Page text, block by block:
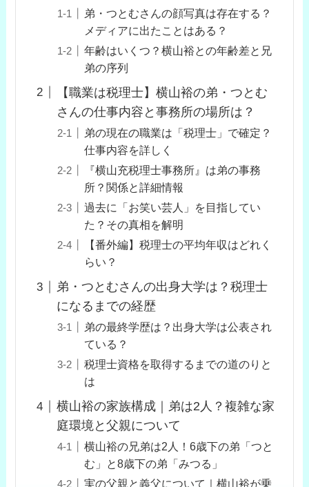
弟・つとむさんの顔写真は存在する？
メディアに出たことはある？
年齢はいくつ？横山裕との年齢差と兄
弟の序列
【職業は税理士】横山裕の弟・つとむ
さんの仕事内容と事務所の場所は？
弟の現在の職業は「税理士」で確定？
仕事内容を詳しく
『横山充税理士事務所』は弟の事務
所？関係と詳細情報
過去に「お笑い芸人」を目指してい
た？その真相を解明
【番外編】税理士の平均年収はどれく
らい？
弟・つとむさんの出身大学は？税理士
になるまでの経歴
弟の最終学歴は？出身大学は公表され
ている？
税理士資格を取得するまでの道のりと
は
横山裕の家族構成｜弟は2人？複雑な家
庭環境と父親について
横山裕の兄弟は2人！6歳下の弟「つと
む」と8歳下の弟「みつる」
実の父親と義父について｜横山裕が乗